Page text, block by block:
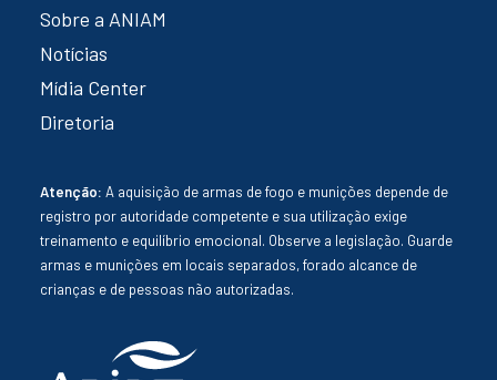
Sobre a ANIAM
Notícias
Mídia Center
Diretoria
Atenção: A aquisição de armas de fogo e munições depende de
registro por autoridade competente e sua utilização exige
treinamento e equilíbrio emocional. Observe a legislação. Guarde
armas e munições em locais separados, forado alcance de
crianças e de pessoas não autorizadas.